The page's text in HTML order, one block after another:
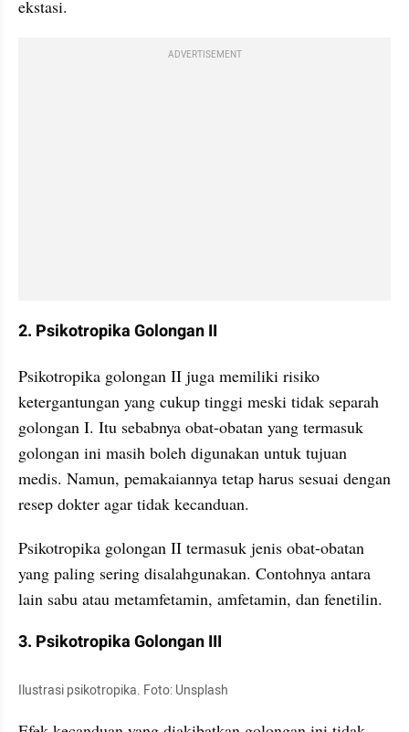
ekstasi.
ADVERTISEMENT
2. Psikotropika Golongan II
Psikotropika golongan II juga memiliki risiko
ketergantungan yang cukup tinggi meski tidak separah
golongan I. Itu sebabnya obat-obatan yang termasuk
golongan ini masih boleh digunakan untuk tujuan
medis. Namun, pemakaiannya tetap harus sesuai dengan
resep dokter agar tidak kecanduan.
Psikotropika golongan II termasuk jenis obat-obatan
yang paling sering disalahgunakan. Contohnya antara
lain sabu atau metamfetamin, amfetamin, dan fenetilin.
3. Psikotropika Golongan III
Ilustrasi psikotropika. Foto: Unsplash